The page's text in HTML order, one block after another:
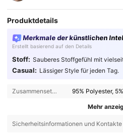
Produktdetails
Merkmale der künstlichen
Erstellt basierend auf den Details
Stoff: Sauberes Stoffgefühl mit
Casual: Lässiger Style für jeden Tag.
Zusammensetzung: 95% Polyester,
Mehr
Sicherheitsinformationen und Kontakte